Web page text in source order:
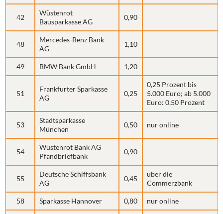
42
Wüstenrot
Bausparkasse AG
0,90
48
Mercedes-Benz Bank
AG
1,10
49 BMW Bank GmbH 1,20
51
Frankfurter Sparkasse
AG
0,25
0,25 Prozent bis
5.000 Euro; ab 5.000
Euro: 0,50 Prozent
53
Stadtsparkasse
München
0,50 nur online
54
Wüstenrot Bank AG
Pfandbriefbank
0,90
55
Deutsche Schiffsbank
AG
0,45
über die
Commerzbank
58 Sparkasse Hannover 0,80 nur online